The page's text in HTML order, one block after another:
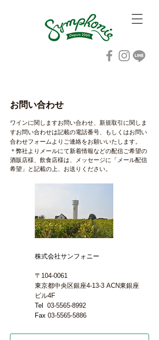
お問い合わせ
​ワインに関しますお問い合わせ、新規取引に関しま
すお問い合わせは記載の電話番号、もしくはお問い
合わせフォームよりご連絡をお願いいたします。
＊弊社よりメールにて新着情報などの配信ご希望の
酒販店様、飲食店様は、メッセージに「メール配信
希望」と記載の上、お送りください。
株式会社サンフォニー
〒104-0061
東京都中央区銀座4-13-3 ACN東銀座
ビル4F
Tel
03-5565-8992
Fax 03-5565-5886